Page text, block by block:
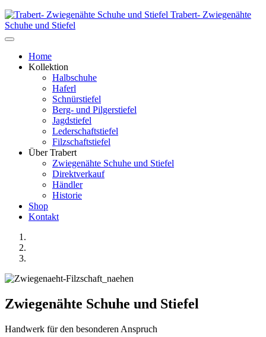
Trabert- Zwiegenähte
Schuhe und Stiefel
Home
Kollektion
Halbschuhe
Haferl
Schnürstiefel
Berg- und Pilgerstiefel
Jagdstiefel
Lederschaftstiefel
Filzschaftstiefel
Über Trabert
Zwiegenähte Schuhe und Stiefel
Direktverkauf
Händler
Historie
Shop
Kontakt
Zwiegenähte Schuhe und Stiefel
Handwerk für den besonderen Anspruch